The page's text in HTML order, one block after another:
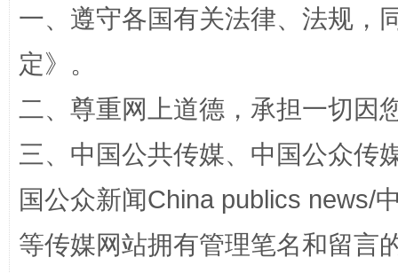
“蜀中异人”王建安的艺术幻境
一、遵守各国有关法律、法规，
定》。
二、尊重网上道德，承担一切因
三、中国公共传媒、中国公众传
国公众新闻China publics news/
等传媒网站拥有管理笔名和留言